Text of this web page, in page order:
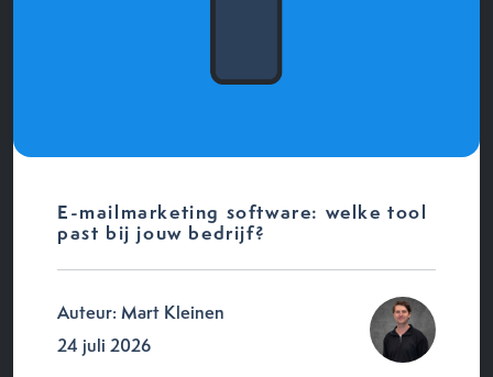
E-mailmarketing software: welke tool
past bij jouw bedrijf?
Auteur: Mart Kleinen
24 juli 2026